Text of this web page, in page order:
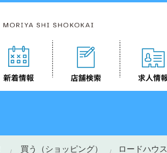
買う（ショッピング） ロードハウス